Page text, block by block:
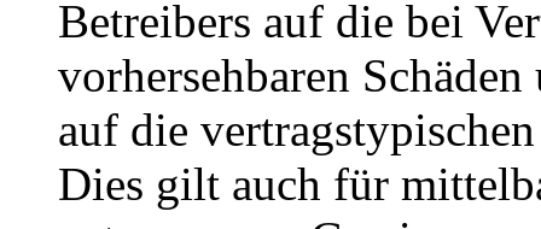
Betreibers auf die bei
vorhersehbaren
auf die
Dies gilt auch für